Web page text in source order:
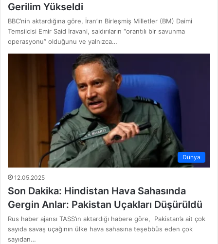
Gerilim Yükseldi
BBC’nin aktardığına göre, İran’ın Birleşmiş Milletler (BM) Daimi
Temsilcisi Emir Said İravani, saldırıların “orantılı bir savunma
operasyonu” olduğunu ve yalnızca…
Dünya
12.05.2025
Son Dakika: Hindistan Hava Sahasında
Gergin Anlar: Pakistan Uçakları Düşürüldü
Rus haber ajansı TASS’ın aktardığı habere göre, Pakistan’a ait çok
sayıda savaş uçağının ülke hava sahasına teşebbüs eden çok
sayıdan…